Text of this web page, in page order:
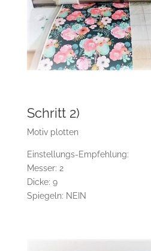
Schritt 2)
Motiv plotten
Einstellungs-Empfehlung:
Messer: 2
Dicke: 9
Spiegeln: NEIN